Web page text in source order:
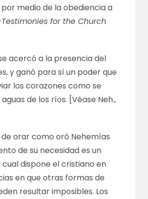
medio de la obediencia a
Testimonies for the Church
acercó a la presencia del
y ganó para sí un poder que
los corazones como se
de los ríos. [Véase Neh.,
orar como oró Nehemías
de su necesidad es un
dispone el cristiano en
en que otras formas de
resultar imposibles. Los